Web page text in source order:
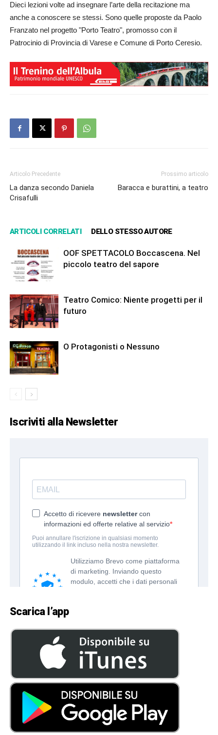
Dieci lezioni volte ad insegnare l’arte della recitazione ma
anche a conoscere se stessi. Sono quelle proposte da Paolo
Franzato nel progetto "Porto Teatro", promosso con il
Patrocinio di Provincia di Varese e Comune di Porto Ceresio.
Articolo Precedente
La danza secondo Daniela
Crisafulli
Prossimo articolo
Baracca e burattini, a teatro
ARTICOLI CORRELATI DELLO STESSO AUTORE
OOF SPETTACOLO Boccascena. Nel
piccolo teatro del sapore
Teatro Comico: Niente progetti per il
futuro
O Protagonisti o Nessuno
Iscriviti alla Newsletter
Scarica l’app